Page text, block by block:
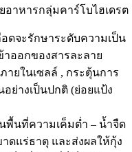
อาหารกลุ่มคาร์โบไฮเดรต
อดจะรักษาระดับความเป็น
าออกของสารละลาย
ายในเซลล์ , กระตุ้นการ
ย่างเป็นปกติ (ย่อยแป้ง
นพื้นที่ความเค็มต่ำ – น้ำจืด
ดแร่ธาตุ และส่งผลให้กุ้ง